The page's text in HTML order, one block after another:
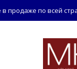
продаже по всей